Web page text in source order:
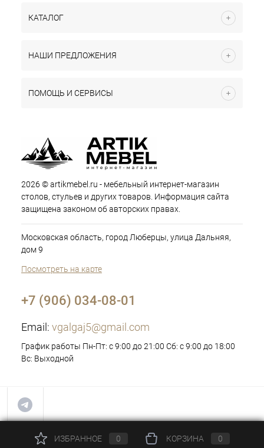
КАТАЛОГ
НАШИ ПРЕДЛОЖЕНИЯ
ПОМОЩЬ И СЕРВИСЫ
2026 © artikmebel.ru - мебельный интернет-магазин
столов, стульев и других товаров. Информация сайта
защищена законом об авторских правах.
Московская область, город Люберцы, улица Дальняя,
дом 9
Посмотреть на карте
+7 (906) 034-08-01
Email: vgalgaj5@gmail.com
График работы Пн-Пт: с 9:00 до 21:00 Сб: с 9:00 до 18:00
Вс: Выходной
ИЗБРАННОЕ 0 КОРЗИНА 0